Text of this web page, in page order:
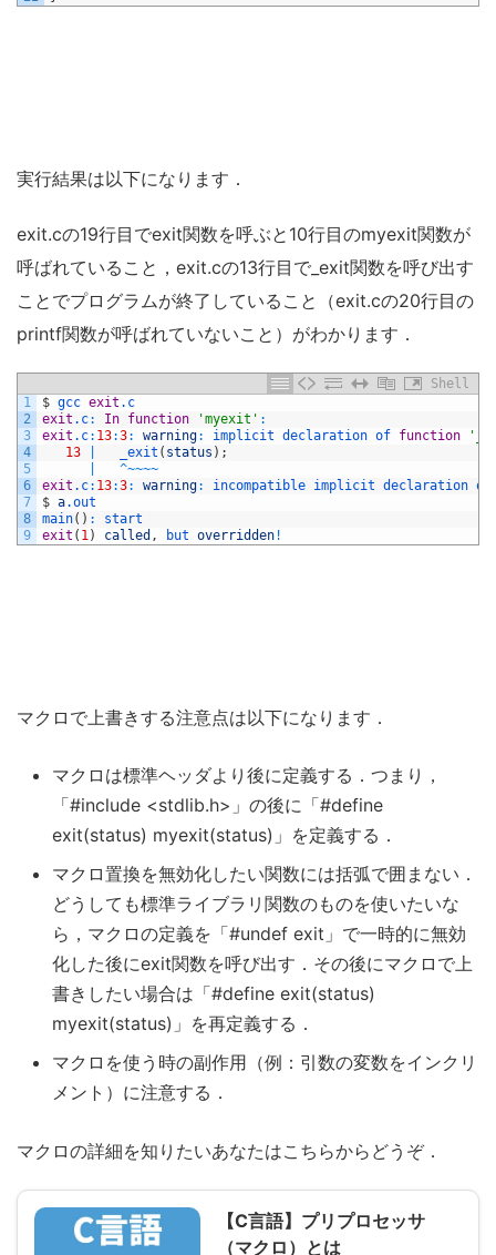
実行結果は以下になります．
exit.cの19行目でexit関数を呼ぶと10行目のmyexit関数が
呼ばれていること，exit.cの13行目で_exit関数を呼び出す
ことでプログラムが終了していること（exit.cの20行目の
printf関数が呼ばれていないこと）がわかります．
Shell
1
2
3
4
5
6
7
8
9
$ gcc exit .c
exit .c: In function 'myexit' :
exit .c: 13:3: warning: implicit declaration of function
13
_exit ( status ) ;
^~~~~
exit .c: 13:3: warning: incompatible implicit declaration
$ a.out
main( ) :
start
exit ( 1) called , but overridden !
マクロで上書きする注意点は以下になります．
マクロは標準ヘッダより後に定義する．つまり，
「#include <stdlib.h>」の後に「#define
exit(status) myexit(status)」を定義する．
マクロ置換を無効化したい関数には括弧で囲まない．
どうしても標準ライブラリ関数のものを使いたいな
ら，マクロの定義を「#undef exit」で一時的に無効
化した後にexit関数を呼び出す．その後にマクロで上
書きしたい場合は「#define exit(status)
myexit(status)」を再定義する．
マクロを使う時の副作用（例：引数の変数をインクリ
メント）に注意する．
マクロの詳細を知りたいあなたはこちらからどうぞ．
【C言語】プリプロセッサ
（マクロ）とは